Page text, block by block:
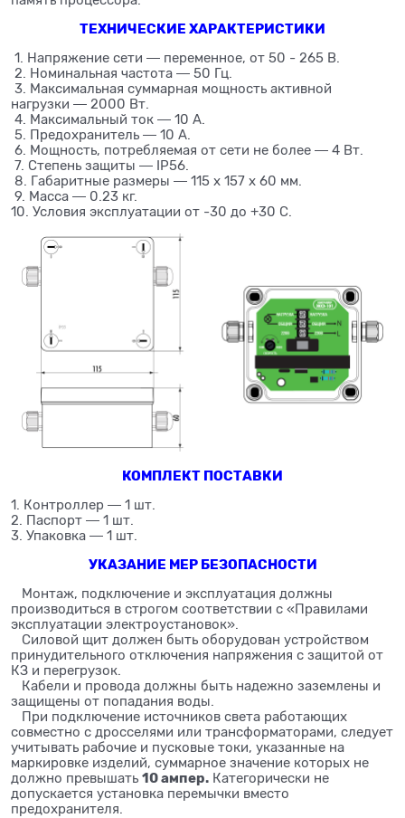
ТЕХНИЧЕСКИЕ ХАРАКТЕРИСТИКИ
1. Напряжение сети ― переменное, от 50 - 265 В.
2. Номинальная частота ― 50 Гц.
3. Максимальная суммарная мощность активной
нагрузки ― 2000 Вт.
4. Максимальный ток ― 10 А.
5. Предохранитель ― 10 А.
6. Мощность, потребляемая от сети не более ― 4 Вт.
7. Степень защиты ― IP56.
8. Габаритные размеры ― 115 х 157 х 60 мм.
9. Масса ― 0.23 кг.
10. Условия эксплуатации от -30 до +30 С.
КОМПЛЕКТ ПОСТАВКИ
1. Контроллер ― 1 шт.
2. Паспорт ― 1 шт.
3. Упаковка ― 1 шт.
УКАЗАНИЕ МЕР БЕЗОПАСНОСТИ
Монтаж, подключение и эксплуатация должны
производиться в строгом соответствии с «Правилами
эксплуатации электроустановок».
Силовой щит должен быть оборудован устройством
принудительного отключения напряжения с защитой от
КЗ и перегрузок.
Кабели и провода должны быть надежно заземлены и
защищены от попадания воды.
При подключение источников света работающих
совместно с дросселями или трансформаторами, следует
учитывать рабочие и пусковые токи, указанные на
маркировке изделий, суммарное значение которых не
должно превышать 10 ампер. Категорически не
допускается установка перемычки вместо
предохранителя.